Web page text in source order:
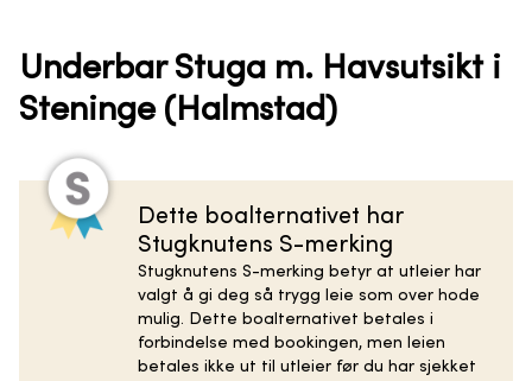
Underbar Stuga m. Havsutsikt i
Steninge (Halmstad)
Dette boalternativet har
Stugknutens S-merking
Stugknutens S-merking betyr at utleier har
valgt å gi deg så trygg leie som over hode
mulig. Dette boalternativet betales i
forbindelse med bookingen, men leien
betales ikke ut til utleier før du har sjekket